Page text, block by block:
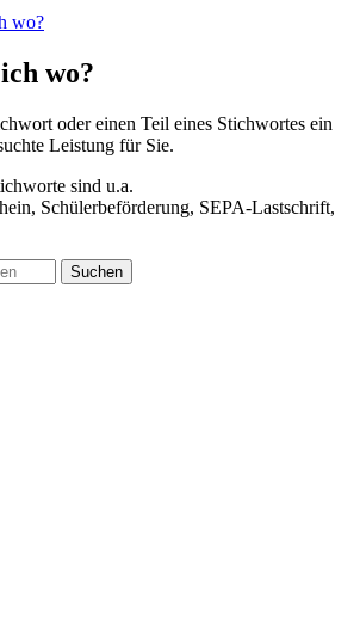
wo?
wo?
oder einen Teil eines Stichwortes ein
Leistung für Sie.
sind u.a.
Schülerbeförderung, SEPA-Lastschrift,
Suchen